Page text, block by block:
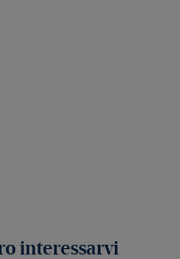
interessarvi